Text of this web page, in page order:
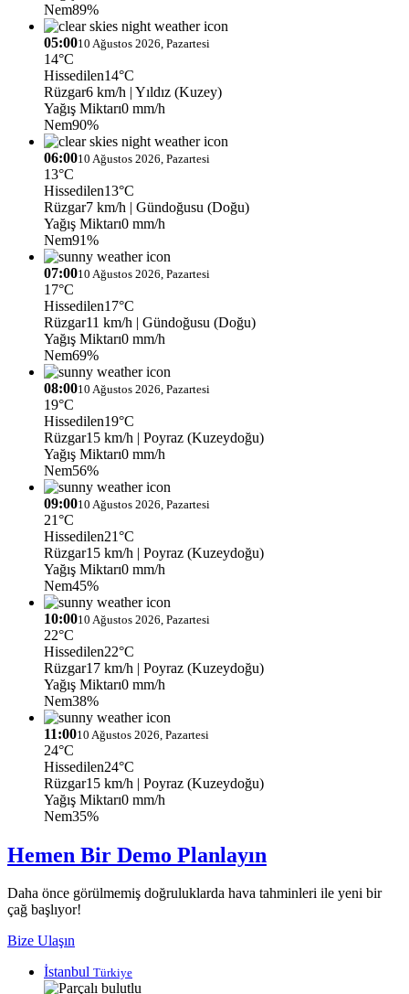
Nem89%
05:0010 Ağustos 2026, Pazartesi
14°C
Hissedilen14°C
Rüzgar6 km/h | Yıldız (Kuzey)
Yağış Miktarı0 mm/h
Nem90%
06:0010 Ağustos 2026, Pazartesi
13°C
Hissedilen13°C
Rüzgar7 km/h | Gündoğusu (Doğu)
Yağış Miktarı0 mm/h
Nem91%
07:0010 Ağustos 2026, Pazartesi
17°C
Hissedilen17°C
Rüzgar11 km/h | Gündoğusu (Doğu)
Yağış Miktarı0 mm/h
Nem69%
08:0010 Ağustos 2026, Pazartesi
19°C
Hissedilen19°C
Rüzgar15 km/h | Poyraz (Kuzeydoğu)
Yağış Miktarı0 mm/h
Nem56%
09:0010 Ağustos 2026, Pazartesi
21°C
Hissedilen21°C
Rüzgar15 km/h | Poyraz (Kuzeydoğu)
Yağış Miktarı0 mm/h
Nem45%
10:0010 Ağustos 2026, Pazartesi
22°C
Hissedilen22°C
Rüzgar17 km/h | Poyraz (Kuzeydoğu)
Yağış Miktarı0 mm/h
Nem38%
11:0010 Ağustos 2026, Pazartesi
24°C
Hissedilen24°C
Rüzgar15 km/h | Poyraz (Kuzeydoğu)
Yağış Miktarı0 mm/h
Nem35%
Hemen Bir Demo Planlayın
Daha önce görülmemiş doğruluklarda hava tahminleri ile yeni bir
çağ başlıyor!
Bize Ulaşın
İstanbul Türkiye